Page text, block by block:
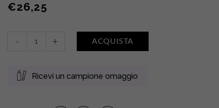
€26,25
mani
- + ACQUISTA
Ricevi un campione omaggio